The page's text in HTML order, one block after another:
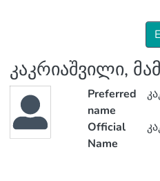
კაკრიაშვილი,
Preferred
name
Official
Name